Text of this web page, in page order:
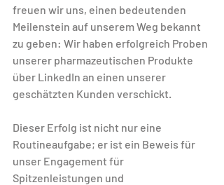
freuen wir uns, einen bedeutenden
Meilenstein auf unserem Weg bekannt
zu geben: Wir haben erfolgreich Proben
unserer pharmazeutischen Produkte
über LinkedIn an einen unserer
geschätzten Kunden verschickt.
Dieser Erfolg ist nicht nur eine
Routineaufgabe; er ist ein Beweis für
unser Engagement für
Spitzenleistungen und